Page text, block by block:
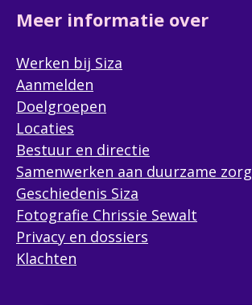
Meer informatie over
Werken bij Siza
Aanmelden
Doelgroepen
Locaties
Bestuur en directie
Samenwerken aan duurzame zorg
Geschiedenis Siza
Fotografie Chrissie Sewalt
Privacy en dossiers
Klachten